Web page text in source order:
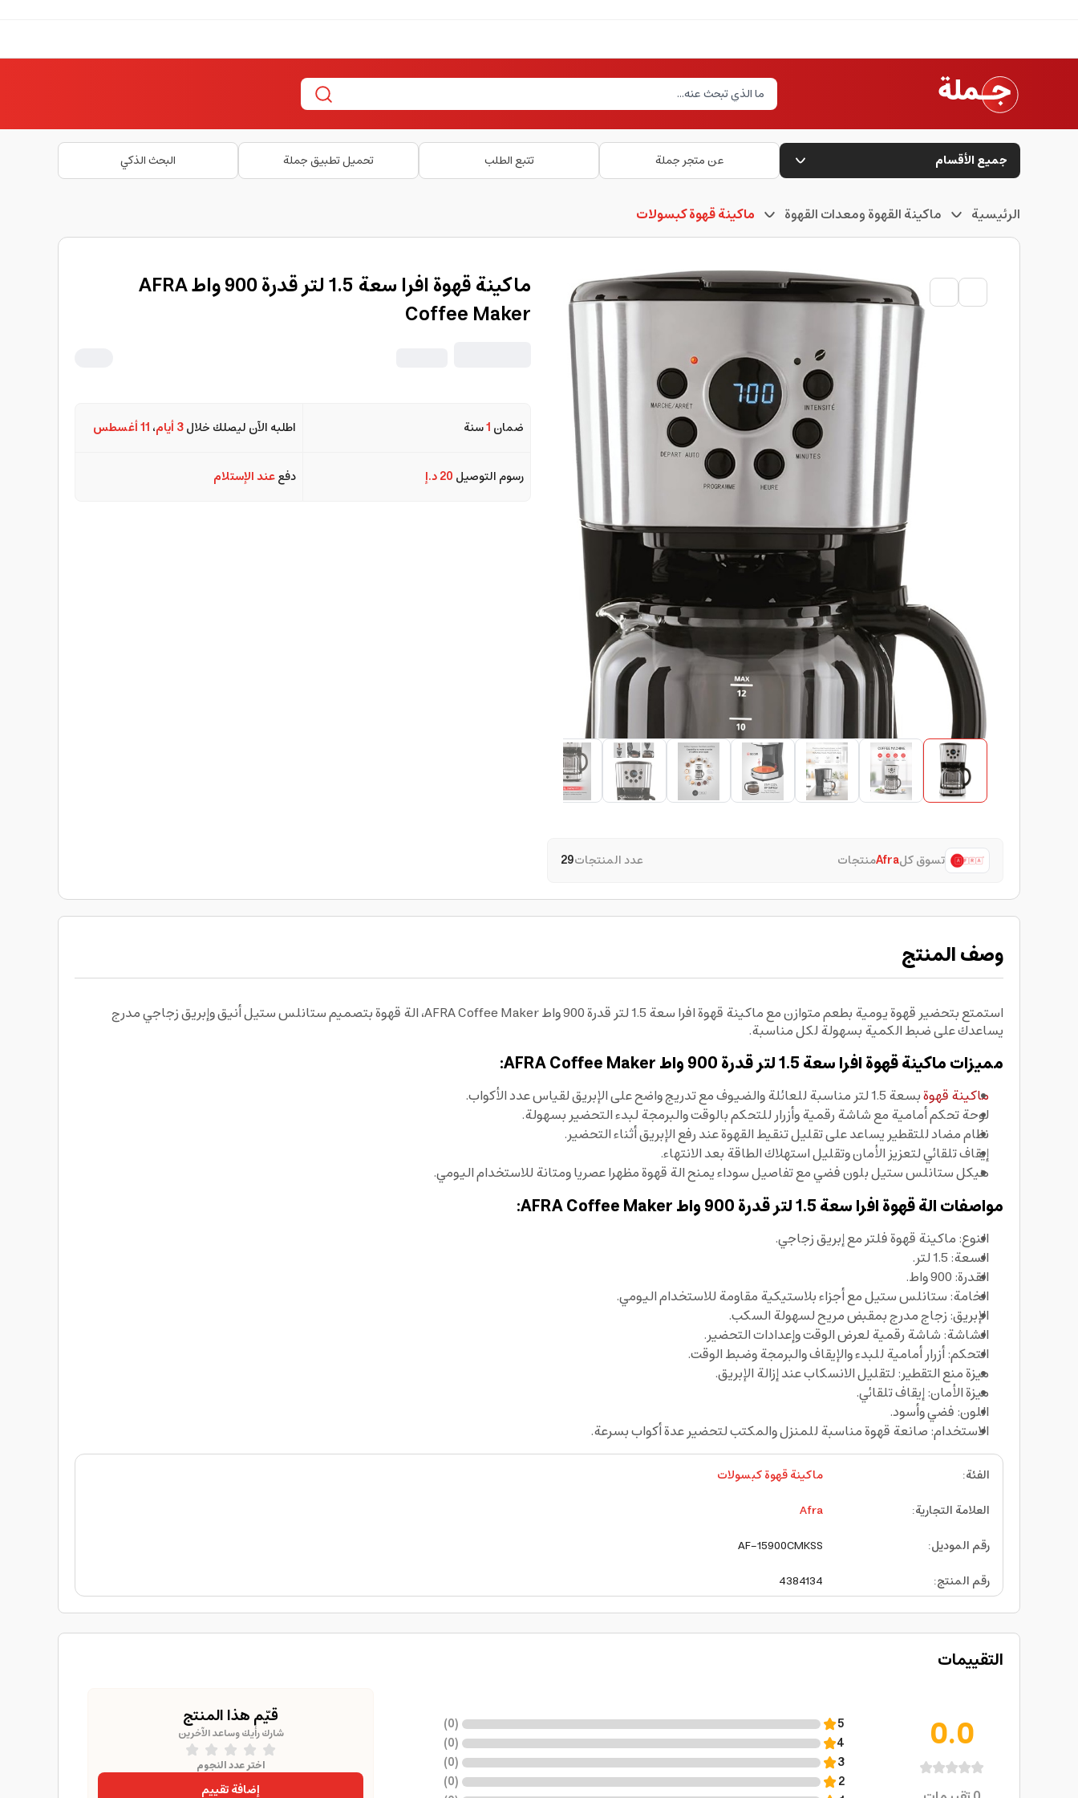
جميع الأقسام عن متجر جملة تتبع الطلب تحميل تطبيق جملة البحث الذكي
الرئيسية ماكينة القهوة ومعدات القهوة ماكينة قهوة كبسولات
تسوق كلAfraمنتجات عدد المنتجات29
ماكينة قهوة افرا سعة 1.5 لتر قدرة 900 واط AFRA
Coffee Maker
ضمان 1سنة اطلبه الآن ليصلك خلال3 أيام ، 11 أغسطس
رسوم التوصيل 20 د.إ دفععند الإستلام
وصف المنتج
استمتع بتحضير قهوة يومية بطعم متوازن مع ماكينة قهوة افرا سعة 1.5 لتر قدرة 900 واط AFRA Coffee Maker، الة قهوة بتصميم ستانلس ستيل أنيق وإبريق زجاجي مدرج
يساعدك على ضبط الكمية بسهولة لكل مناسبة.
مميزات ماكينة قهوة افرا سعة 1.5 لتر قدرة 900 واط AFRA Coffee Maker:
ماكينة قهوةبسعة 1.5 لتر مناسبة للعائلة والضيوف مع تدريج واضح على الإبريق لقياس عدد الأكواب.
لوحة تحكم أمامية مع شاشة رقمية وأزرار للتحكم بالوقت والبرمجة لبدء التحضير بسهولة.
نظام مضاد للتقطير يساعد على تقليل تنقيط القهوة عند رفع الإبريق أثناء التحضير.
إيقاف تلقائي لتعزيز الأمان وتقليل استهلاك الطاقة بعد الانتهاء.
هيكل ستانلس ستيل بلون فضي مع تفاصيل سوداء يمنح الة قهوة مظهرا عصريا ومتانة للاستخدام اليومي.
مواصفات الة قهوة افرا سعة 1.5 لتر قدرة 900 واط AFRA Coffee Maker:
النوع: ماكينة قهوة فلتر مع إبريق زجاجي.
السعة: 1.5 لتر.
القدرة: 900 واط.
الخامة: ستانلس ستيل مع أجزاء بلاستيكية مقاومة للاستخدام اليومي.
الإبريق: زجاج مدرج بمقبض مريح لسهولة السكب.
الشاشة: شاشة رقمية لعرض الوقت وإعدادات التحضير.
التحكم: أزرار أمامية للبدء والإيقاف والبرمجة وضبط الوقت.
ميزة منع التقطير: لتقليل الانسكاب عند إزالة الإبريق.
ميزة الأمان: إيقاف تلقائي.
اللون: فضي وأسود.
الاستخدام: صانعة قهوة مناسبة للمنزل والمكتب لتحضير عدة أكواب بسرعة.
الفئة:
ماكينة قهوة كبسولات
العلامة التجارية:
Afra
رقم الموديل:
AF-15900CMKSS
رقم المنتج:
4384134
التقييمات
0.0
5
(
0
)
4
(
0
)
3
(
0
)
2
(
0
)
قيّم هذا المنتج
شارك رأيك وساعد الآخرين
اختر عدد النجوم
إضافة تقييم